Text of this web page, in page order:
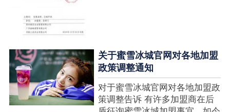
关于蜜雪冰城官网对各地加盟
政策调整通知
对于蜜雪冰城官网对各地加盟政
策调整告诉 有许多加盟商在后